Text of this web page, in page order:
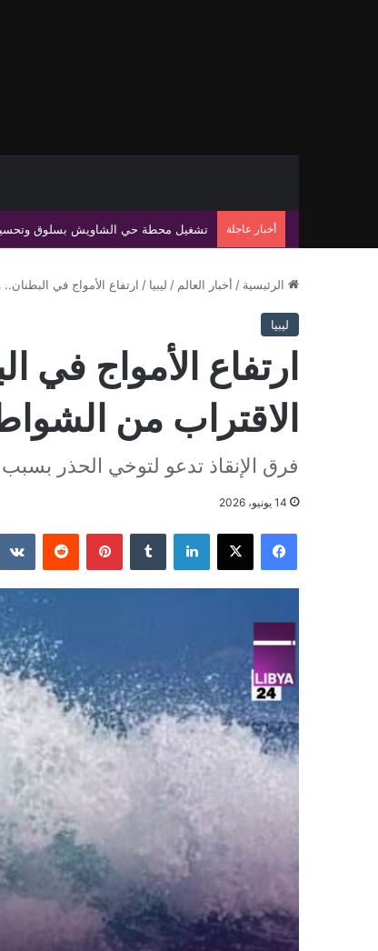
أخبار عاجلة اشتباكات صرمان تكشف غياب الدولة
الرئيسية / أخبار العالم / ليبيا / ارتفاع الأمواج في
ليبيا
ارتفاع الأمواج في
الاقتراب من
فرق الإنقاذ تدعو لتوخي الحذر
14 يونيو، 2026
فيسبوك ‫X لينكدإن بينتيريست